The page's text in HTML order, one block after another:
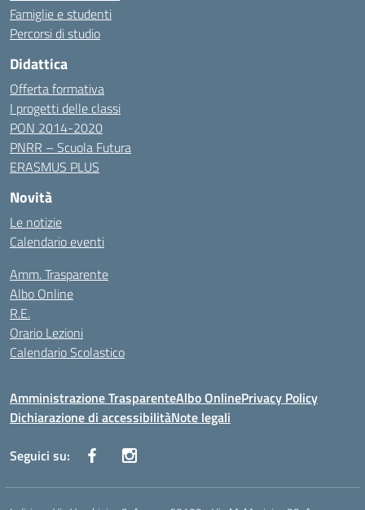
Famiglie e studenti
Percorsi di studio
Didattica
Offerta formativa
I progetti delle classi
PON 2014-2020
PNRR – Scuola Futura
ERASMUS PLUS
Novità
Le notizie
Calendario eventi
Amm. Trasparente
Albo Online
R.E.
Orario Lezioni
Calendario Scolastico
Amministrazione TrasparenteAlbo OnlinePrivacy Policy
Dichiarazione di accessibilitàNote legali
Seguici su: